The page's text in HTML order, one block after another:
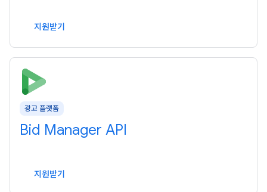
지원받기
광고 플랫폼
Bid Manager API
지원받기